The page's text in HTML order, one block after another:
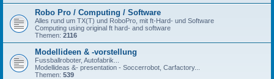
Robo Pro / Computing / Software
Alles rund um TX(T) und RoboPro, mit ft-Hard- und Software
Computing using original ft hard- and software
Themen: 2116
Modellideen & -vorstellung
Fussballroboter, Autofabrik...
Modellideas &- presentation - Soccerrobot, Carfactory...
Themen: 539